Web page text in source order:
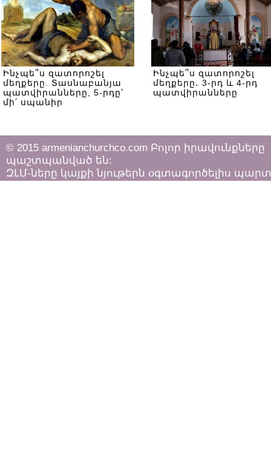
Ինչպե՞ս զատորոշել
մեղքերը. Տասնաբանյա
պատվիրանները, 5-րդը՝
մի՛ սպանիր
Ինչպե՞ս զատորոշել
մեղքերը․ 3-րդ և 4-րդ
պատվիրանները
© 2015 armenianchurchco.com Բոլոր իրավունքները
պաշտպանված են:
ԶԼՄ-ները կայքի նյութերն օգտագործելիս